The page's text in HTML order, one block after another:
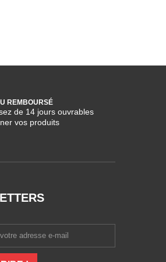
REMBOURSÉ
de 14 jours ouvrables
vos produits